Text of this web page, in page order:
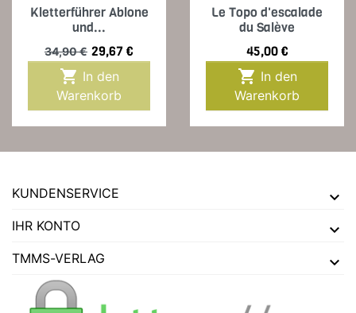
Kletterführer Ablone
und...
Verkaufspreis
34,90 € Preis
29,67 €

Warenkorb
Le Topo d'escalade
du Salève
Preis
45,00 €

Warenkorb
KUNDENSERVICE
IHR KONTO
TMMS-VERLAG